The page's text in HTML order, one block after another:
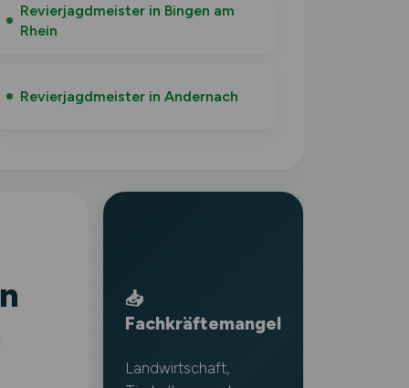
Revierjagdmeister in Bingen am
Rhein
Revierjagdmeister in Andernach
📥
Fachkräftemangel
Landwirtschaft,